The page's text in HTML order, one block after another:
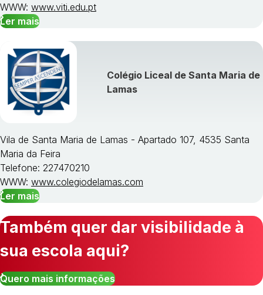
WWW: www.viti.edu.pt
Ler mais
Colégio Liceal de Santa Maria de
Lamas
Vila de Santa Maria de Lamas - Apartado 107, 4535 Santa
Maria da Feira
Telefone: 227470210
WWW: www.colegiodelamas.com
Ler mais
Também quer dar visibilidade à
sua escola aqui?
Quero mais informações